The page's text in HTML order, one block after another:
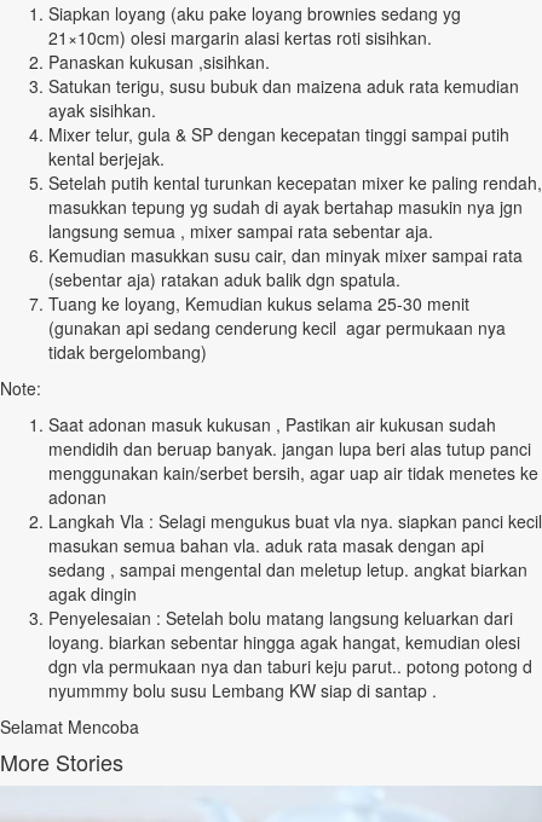
Siapkan loyang (aku pake loyang brownies sedang yg
21×10cm) olesi margarin alasi kertas roti sisihkan.
Panaskan kukusan ,sisihkan.
Satukan terigu, susu bubuk dan maizena aduk rata kemudian
ayak sisihkan.
Mixer telur, gula & SP dengan kecepatan tinggi sampai putih
kental berjejak.
Setelah putih kental turunkan kecepatan mixer ke paling rendah,
masukkan tepung yg sudah di ayak bertahap masukin nya jgn
langsung semua , mixer sampai rata sebentar aja.
Kemudian masukkan susu cair, dan minyak mixer sampai rata
(sebentar aja) ratakan aduk balik dgn spatula.
Tuang ke loyang, Kemudian kukus selama 25-30 menit
(gunakan api sedang cenderung kecil agar permukaan nya
tidak bergelombang)
Note:
Saat adonan masuk kukusan , Pastikan air kukusan sudah
mendidih dan beruap banyak. jangan lupa beri alas tutup panci
menggunakan kain/serbet bersih, agar uap air tidak menetes ke
adonan
Langkah Vla : Selagi mengukus buat vla nya. siapkan panci kecil
masukan semua bahan vla. aduk rata masak dengan api
sedang , sampai mengental dan meletup letup. angkat biarkan
agak dingin
Penyelesaian : Setelah bolu matang langsung keluarkan dari
loyang. biarkan sebentar hingga agak hangat, kemudian olesi
dgn vla permukaan nya dan taburi keju parut.. potong potong d
nyummmy bolu susu Lembang KW siap di santap .
Selamat Mencoba
More Stories